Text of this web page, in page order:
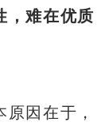
，难在优质
因在于，